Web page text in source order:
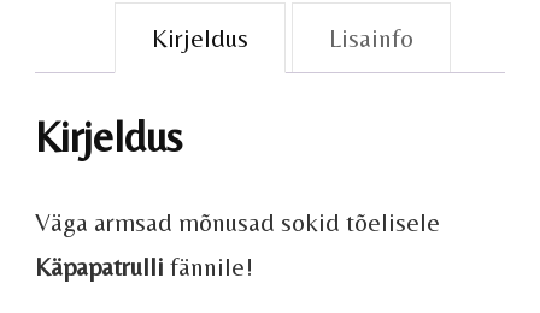
Kirjeldus Lisainfo
Kirjeldus
Väga armsad mõnusad sokid tõelisele
Käpapatrulli fännile!